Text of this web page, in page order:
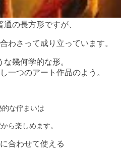
の長方形ですが、
わさって成り立っています。
幾何学的な形。
一つのアート作品のよう。
的な佇まいは
ら楽しめます。
合わせて使える